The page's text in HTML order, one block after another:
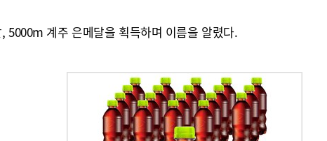
5000m 계주 은메달을 획득하며 이름을 알렸다.